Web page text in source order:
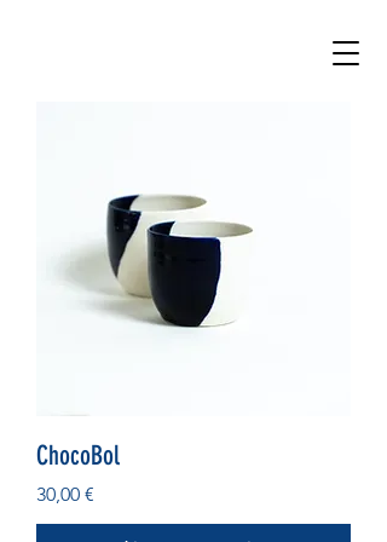
ChocoBol
Prix
30,00 €